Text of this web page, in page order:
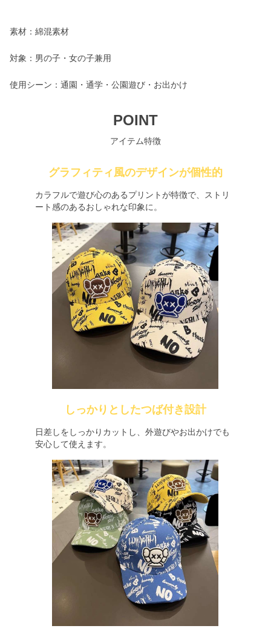
素材：綿混素材
対象：男の子・女の子兼用
使用シーン：通園・通学・公園遊び・お出かけ
POINT
アイテム特徴
グラフィティ風のデザインが個性的
カラフルで遊び心のあるプリントが特徴で、ストリ
ート感のあるおしゃれな印象に。
しっかりとしたつば付き設計
日差しをしっかりカットし、外遊びやお出かけでも
安心して使えます。